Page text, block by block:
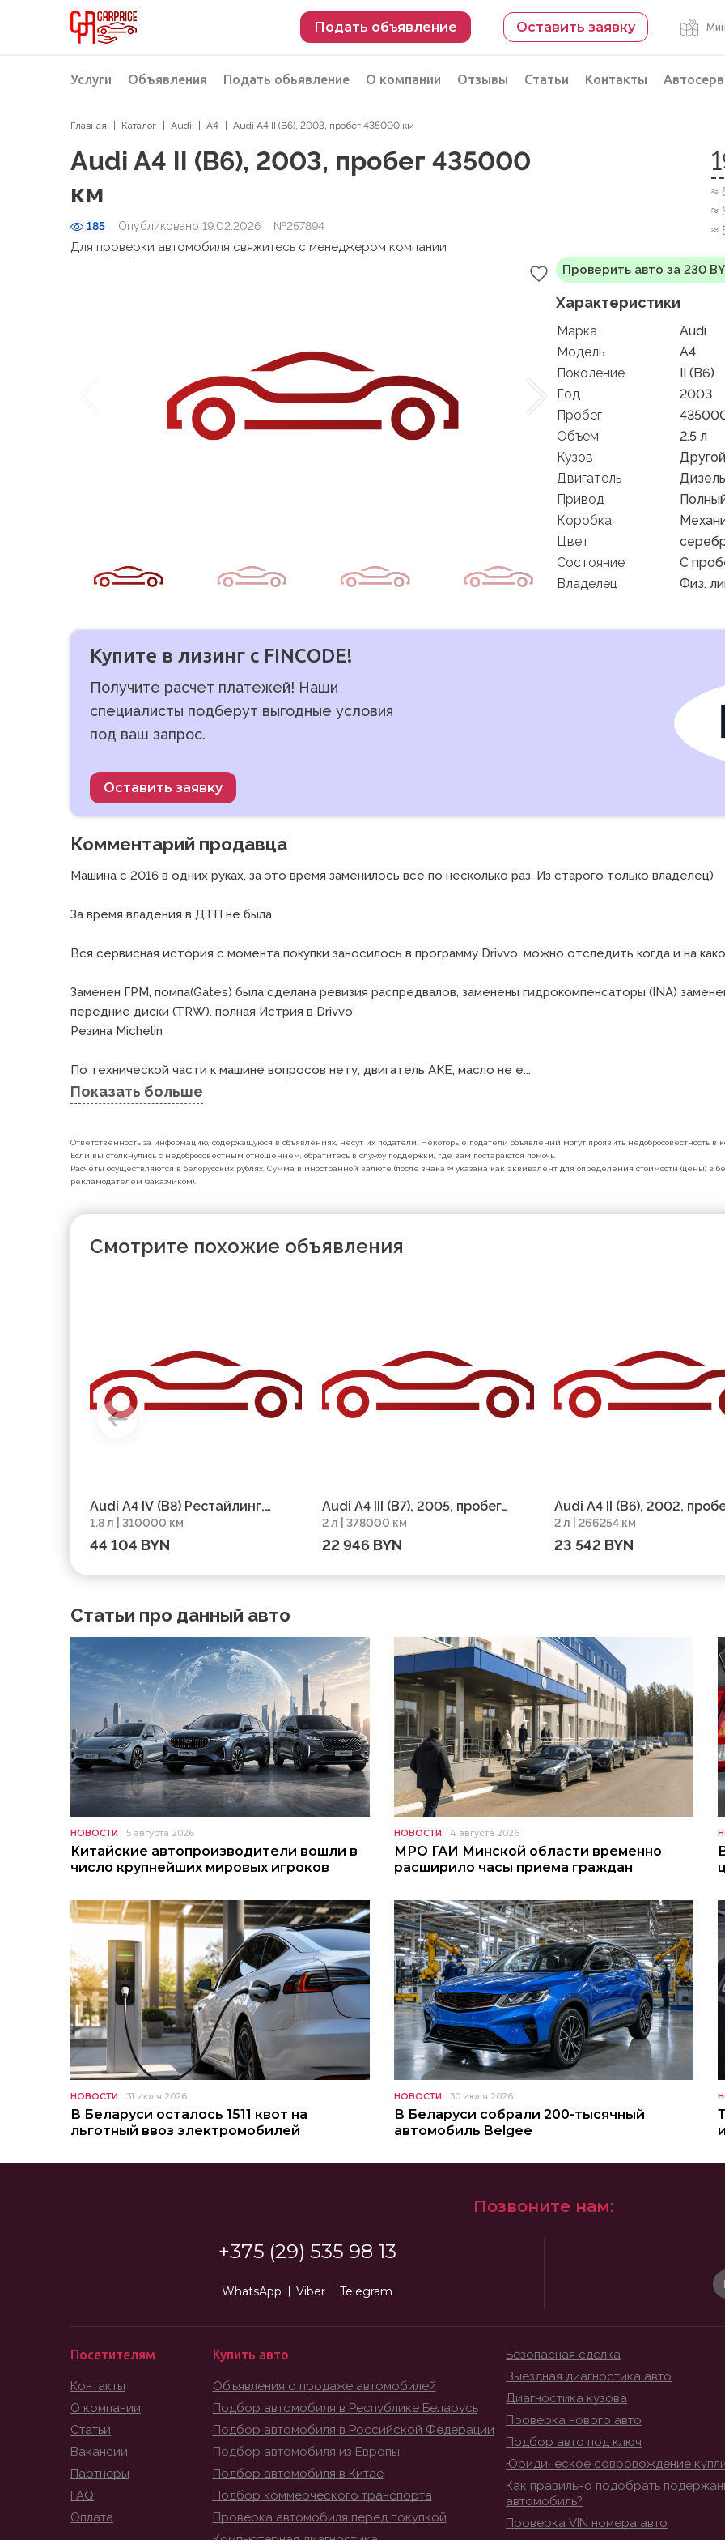
Подать объявление Оставить заявку
Услуги
Подбор автомобиля
Подбор автомобиля из Российской Федерации
Проверка автомобиля перед покупкой
Подбор автомобиля из Китая
Объявления Подать обьявление
Разместить объявление о продаже
О компании Отзывы Статьи Контакты
Главная Каталог Audi A4 Audi A4 II (B6), 2003, пробег 435000 км
Audi A4 II (B6), 2003, пробег 435000
км
185 Опубликовано 19.02.2026 №257894
≈
≈
≈
Для проверки автомобиля свяжитесь с менеджером компании
Проверить авто за 230
Характеристики
Марка
Audi
Модель
A4
Поколение
II (B6)
Год
2003
Пробег
Объем
2.5 л
Кузов
Другой
Двигатель
Привод
Коробка
Цвет
Состояние
C
Владелец
Физ.
Купите в лизинг с FINCODE!
Получите расчет платежей! Наши
специалисты подберут выгодные условия
под ваш запрос.
Оставить заявку
Комментарий продавца
Машина с 2016 в одних руках, за это время заменилось все по несколько раз. Из старого только владелец)
За время владения в ДТП не была
Вся сервисная история с момента покупки заносилось в программу Drivvo, можно отследить когда и на
Заменен ГРМ, помпа(Gates) была сделана ревизия распредвалов, заменены гидрокомпенсаторы (INA)
передние диски (TRW). полная Истрия в Drivvo
Резина Michelin
По технической части к машине вопросов нету, двигатель AKE, масло не е...
Показать больше
Ответственность за информацию, содержащуюся в объявлениях, несут их податели. Некоторые податели объявлений могут проявить недобросовестность в
Если вы столкнулись с недобросовестным отношением, обратитесь в службу поддержки, где вам постараются помочь.
Расчёты осуществляются в белорусских рублях. Сумма в иностранной валюте (после знака ≈) указана как эквивалент для определения стоимости (цены) в
рекламодателем (заказчиком).
Смотрите похожие объявления
Audi A4 IV (B8) Рестайлинг,
2012, пробег 310000 км
1.8 л | 310000 км
44 104 BYN
Audi A4 III (B7), 2005, пробег
378000 км
2 л | 378000 км
22 946 BYN
Audi A4 II (B6), 2002,
266254 км
2 л | 266254 км
23 542 BYN
Статьи про данный авто
НОВОСТИ 5 августа 2026
Китайские автопроизводители вошли в
число крупнейших мировых игроков
НОВОСТИ 4 августа 2026
МРО ГАИ Минской области временно
расширило часы приема граждан
НОВОСТИ 31 июля 2026
В Беларуси осталось 1511 квот на
льготный ввоз электромобилей
НОВОСТИ 30 июля 2026
В Беларуси собрали 200-тысячный
автомобиль Belgee
Позвоните нам:
+375 (29) 535 98 13
WhatsApp Viber Telegram
Посетителям
Контакты
О компании
Статьи
Вакансии
Партнеры
FAQ
Оплата
Купить авто
Объявления о продаже автомобилей
Подбор автомобиля в Республике Беларусь
Подбор автомобиля в Российской Федерации
Подбор автомобиля из Европы
Подбор автомобиля в Китае
Подбор коммерческого транспорта
Проверка автомобиля перед покупкой
Безопасная сделка
Выездная диагностика авто
Диагностика кузова
Проверка нового авто
Подбор авто под ключ
Юридическое совровождение
Как правильно подобрать
автомобиль?
Проверка VIN номера авто